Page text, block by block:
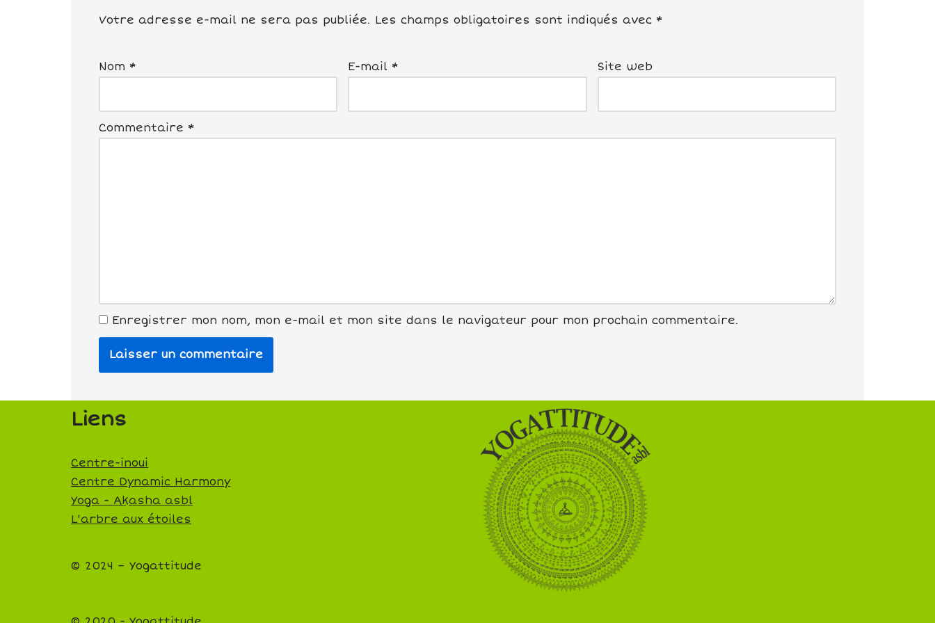
Votre adresse e-mail ne sera pas publiée. Les champs obligatoires sont indiqués avec *
Nom * E-mail * Site web
Commentaire *
Enregistrer mon nom, mon e-mail et mon site dans le navigateur pour mon prochain commentaire.
Liens
Centre-inoui
Centre Dynamic Harmony
Yoga - Akasha asbl
L'arbre aux étoiles
© 2024 – Yogattitude